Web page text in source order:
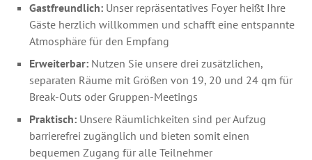
Gastfreundlich: Unser repräsentatives Foyer heißt Ihre
Gäste herzlich willkommen und schafft eine entspannte
Atmosphäre für den Empfang
Erweiterbar: Nutzen Sie unsere drei zusätzlichen,
separaten Räume mit Größen von 19, 20 und 24 qm für
Break-Outs oder Gruppen-Meetings
Praktisch: Unsere Räumlichkeiten sind per Aufzug
barrierefrei zugänglich und bieten somit einen
bequemen Zugang für alle Teilnehmer